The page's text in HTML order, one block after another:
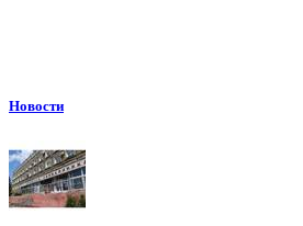
Новости